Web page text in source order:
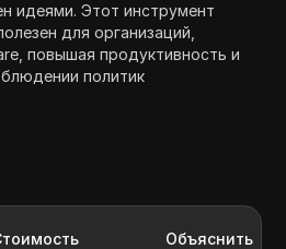
идеями. Этот инструмент
для организаций,
повышая продуктивность и
политик
Объяснить